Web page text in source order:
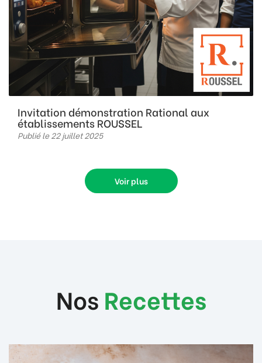
Invitation démonstration Rational aux
établissements ROUSSEL
Publié le 22 juillet 2025
Voir plus
Nos Recettes